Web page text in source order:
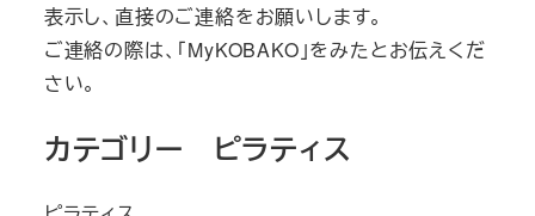
表示し、直接のご連絡をお願いします。
ご連絡の際は、「MyKOBAKO」をみたとお伝えくだ
さい。
カテゴリー ピラティス